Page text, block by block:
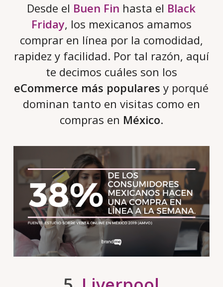
Desde el Buen Fin hasta el Black
Friday, los mexicanos amamos
comprar en línea por la comodidad,
rapidez y facilidad. Por tal razón, aquí
te decimos cuáles son los
eCommerce más populares y porqué
dominan tanto en visitas como en
compras en México.